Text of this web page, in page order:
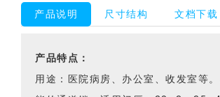
产品说明 尺寸结构 文档下载
产品特点：
用途：医院病房、办公室、收发室等